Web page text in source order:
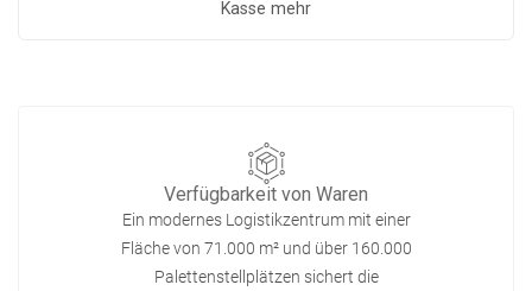
Kasse mehr
Verfügbarkeit von Waren
Ein modernes Logistikzentrum mit einer
Fläche von 71.000 m² und über 160.000
Palettenstellplätzen sichert die